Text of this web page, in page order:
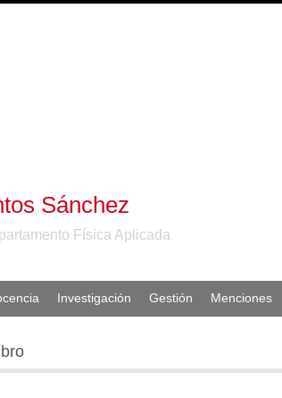
Sánchez
Física Aplicada
Investigación Gestión Menciones